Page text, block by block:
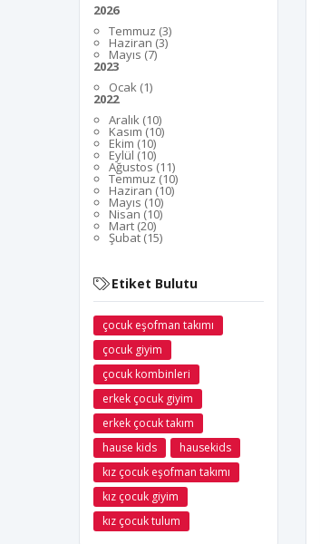
2026
Temmuz (3)
Haziran (3)
Mayıs (7)
2023
Ocak (1)
2022
Aralık (10)
Kasım (10)
Ekim (10)
Eylül (10)
Ağustos (11)
Temmuz (10)
Haziran (10)
Mayıs (10)
Nisan (10)
Mart (20)
Şubat (15)
Etiket Bulutu
çocuk eşofman takımı
çocuk giyim
çocuk kombinleri
erkek çocuk giyim
erkek çocuk takım
hause kids
hausekids
kız çocuk eşofman takımı
kız çocuk giyim
kız çocuk tulum